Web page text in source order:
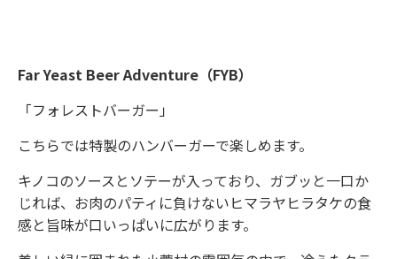
Far Yeast Beer Adventure（FYB）
「フォレストバーガー」
こちらでは特製のハンバーガーで楽しめます。
キノコのソースとソテーが入っており、ガブッと一口か
じれば、お肉のパティに負けないヒマラヤヒラタケの食
感と旨味が口いっぱいに広がります。